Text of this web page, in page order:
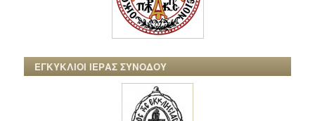
ΕΓΚΥΚΛΙΟΙ ΙΕΡΑΣ ΣΥΝΟΔΟΥ